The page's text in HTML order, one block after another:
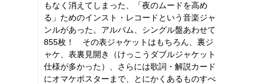
もなく消えてしまった、「夜のムードを高め
る」ためのインスト・レコードという音楽ジャ
ンルがあった。アルバム、シングル盤あわせて
855枚！ その表ジャケットはもちろん、裏ジ
ャケ、表裏見開き（けっこうダブルジャケット
仕様が多かった）、さらには歌詞・解説カード
にオマケポスターまで、とにかくあるものすべ